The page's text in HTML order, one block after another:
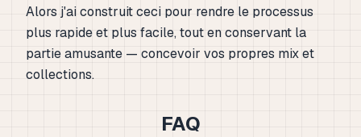
Alors j'ai construit ceci pour rendre le processus
plus rapide et plus facile, tout en conservant la
partie amusante — concevoir vos propres mix et
collections.
FAQ